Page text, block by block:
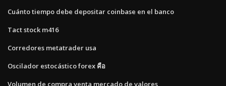
Cuánto tiempo debe depositar coinbase en el banco
Tact stock m416
Corredores metatrader usa
Oscilador estocástico forex คือ
Volumen de compra venta mercado de valores